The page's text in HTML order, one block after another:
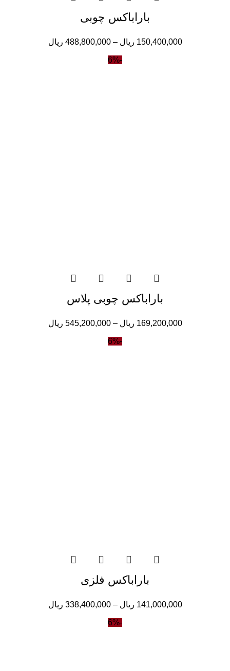
باراباکس چوبی
150,400,000 ریال –
488,800,000 ریال
-6%
باراباکس چوبی پلاس
169,200,000 ریال –
545,200,000 ریال
-6%
باراباکس فلزی
141,000,000 ریال –
338,400,000 ریال
-6%